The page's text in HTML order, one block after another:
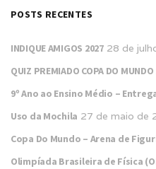
POSTS RECENTES
INDIQUE AMIGOS 2027 28 de
QUIZ PREMIADO COPA DO MUNDO
9º Ano ao Ensino Médio –
Uso da Mochila 27 de maio de
Copa Do Mundo – Arena de
Olimpíada Brasileira de Física